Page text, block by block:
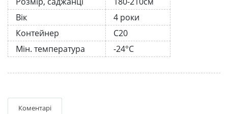
Вік
4 роки
Контейнер
С20
Мін. температура
-24°C
Коментарі